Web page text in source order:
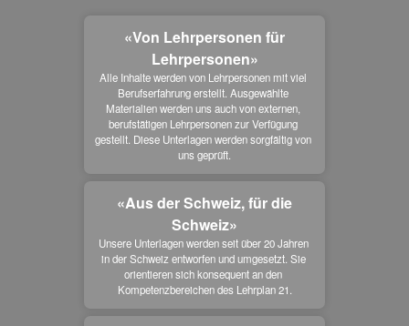
«Von Lehrpersonen für
Lehrpersonen»
Alle Inhalte werden von Lehrpersonen mit viel
Berufserfahrung erstellt. Ausgewählte
Materialien werden uns auch von externen,
berufstätigen Lehrpersonen zur Verfügung
gestellt. Diese Unterlagen werden sorgfältig von
uns geprüft.
«Aus der Schweiz, für die
Schweiz»
Unsere Unterlagen werden seit über 20 Jahren
in der Schweiz entworfen und umgesetzt. Sie
orientieren sich konsequent an den
Kompetenzbereichen des Lehrplan 21.